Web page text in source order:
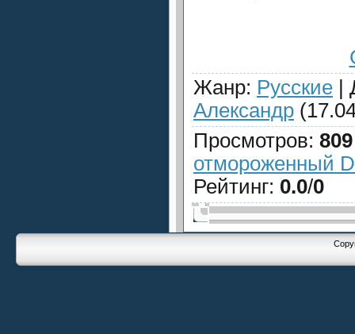
Жанр: Русские |
Александр
Просмотров: 809
отмороженный
Рейтинг: 0.0/0